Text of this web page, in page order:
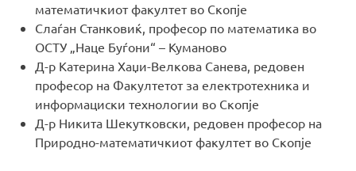
математичкиот факултет во Скопје
Слаѓан Станковиќ, професор по математика во
ОСТУ „Наце Буѓони“ – Куманово
Д-р Катерина Хаџи-Велкова Санева, редовен
професор на Факултетот за електротехника и
информациски технологии во Скопје
Д-р Никита Шекутковски, редовен професор на
Природно-математичкиот факултет во Скопје